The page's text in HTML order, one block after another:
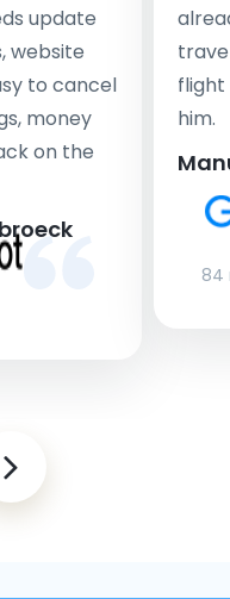
update
website
to cancel
money
on the
flight
him.
84